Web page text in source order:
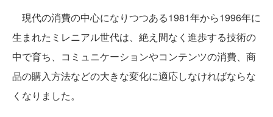
現代の消費の中心になりつつある1981年から1996年に
生まれたミレニアル世代は、絶え間なく進歩する技術の
中で育ち、コミュニケーションやコンテンツの消費、商
品の購入方法などの大きな変化に適応しなければならな
くなりました。